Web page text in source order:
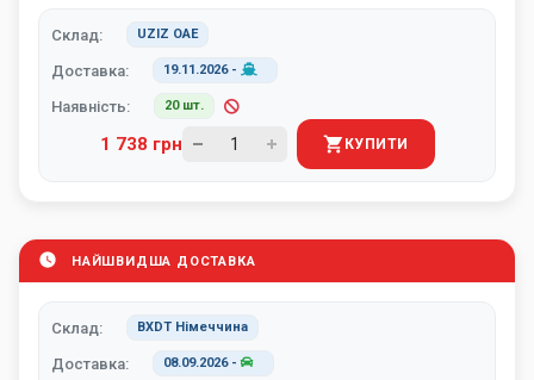
Склад: UZIZ ОАЕ
Доставка: 19.11.2026-
Наявність: 20 шт.
1 738 грн КУПИТИ
НАЙШВИДША ДОСТАВКА
Склад: BXDT Німеччина
Доставка: 08.09.2026-